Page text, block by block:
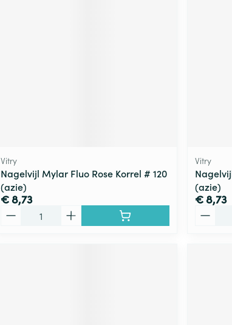
Vitry
Nagelvijl Mylar Fluo Rose Korrel # 120
(azie)
€ 8,73
Vitry
(azie)
€ 8,73